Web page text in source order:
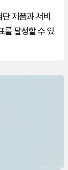
제품과 서비
를 달성할 수 있